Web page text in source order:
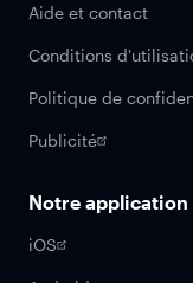
Aide et contact
Conditions
Politique de
Publicité
Notre application
iOS